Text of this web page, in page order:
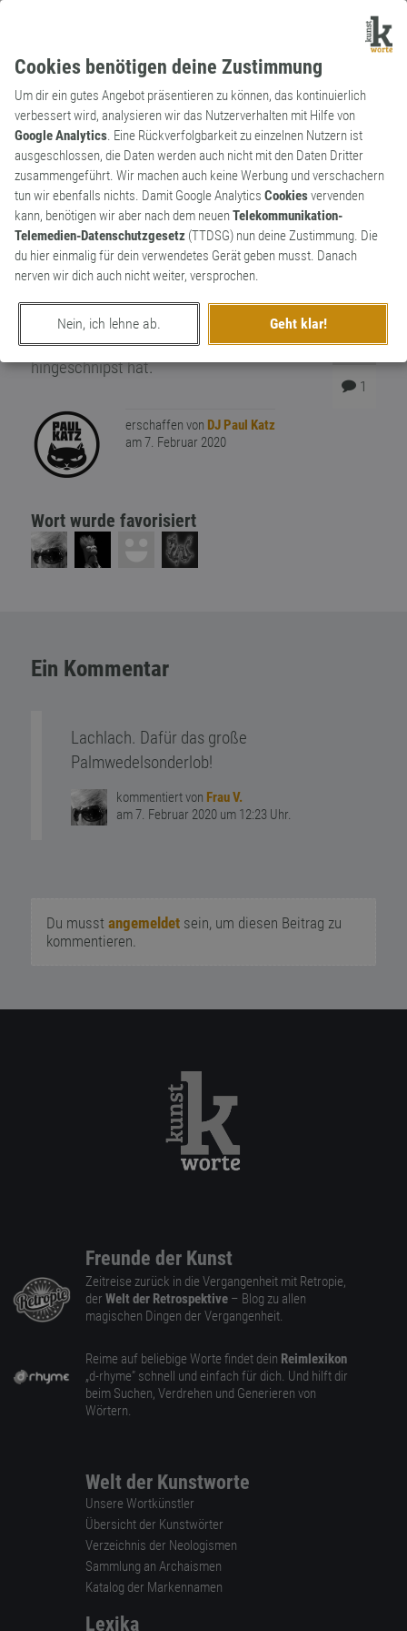
Cookies benötigen deine Zustimmung
Um dir ein gutes Angebot präsentieren zu können, das kontinuierlich
verbessert wird, analysieren wir das Nutzerverhalten mit Hilfe von
Google Analytics. Eine Rückverfolgbarkeit zu einzelnen Nutzern ist
ausgeschlossen, die Daten werden auch nicht mit den Daten Dritter
zusammengeführt. Wir machen auch keine Werbung und verschachern
tun wir ebenfalls nichts. Damit Google Analytics Cookiesvervenden
kann, benötigen wir aber nach dem neuenTelekommunikation-
Telemedien-Datenschutzgesetz (TTDSG) nun deine Zustimmung. Die
du hier einmalig für dein verwendetes Gerät geben musst. Danach
nerven wir dich auch nicht weiter, versprochen.
Nein, ich lehne ab. Geht klar!
Kunstwort
Substantiv
Unzufriedenstaube
Verwahrloste Taube, die an
Hauptbahnhöfen abhängt, den Bahnsteig
vollkackt und ausschaut, als wäre eine S-
Zweig hält sie einen Zigarettenstummel im
Schnabel, den irgendein Dussel
hingeschnipst hat.
4
1
erschaffen von DJ Paul Katz
am 7. Februar 2020
Wort wurde favorisiert
Ein Kommentar
Lachlach. Dafür das große
Palmwedelsonderlob!
kommentiert von Frau V.
am 7. Februar 2020 um 12:23 Uhr.
Du musst angemeldetsein, um diesen Beitrag zu
kommentieren.
Freunde der Kunst
Zeitreise zurück in die Vergangenheit mit Retropie,
der Welt der Retrospektive – Blog zu allen
magischen Dingen der Vergangenheit.
Reime auf beliebige Worte findet dein Reimlexikon
„d-rhyme” schnell und einfach für dich. Und hilft dir
beim Suchen, Verdrehen und Generieren von
Wörtern.
Welt der Kunstworte
Unsere Wortkünstler
Übersicht der Kunstwörter
Verzeichnis der Neologismen
Sammlung an Archaismen
Katalog der Markennamen
Lexika